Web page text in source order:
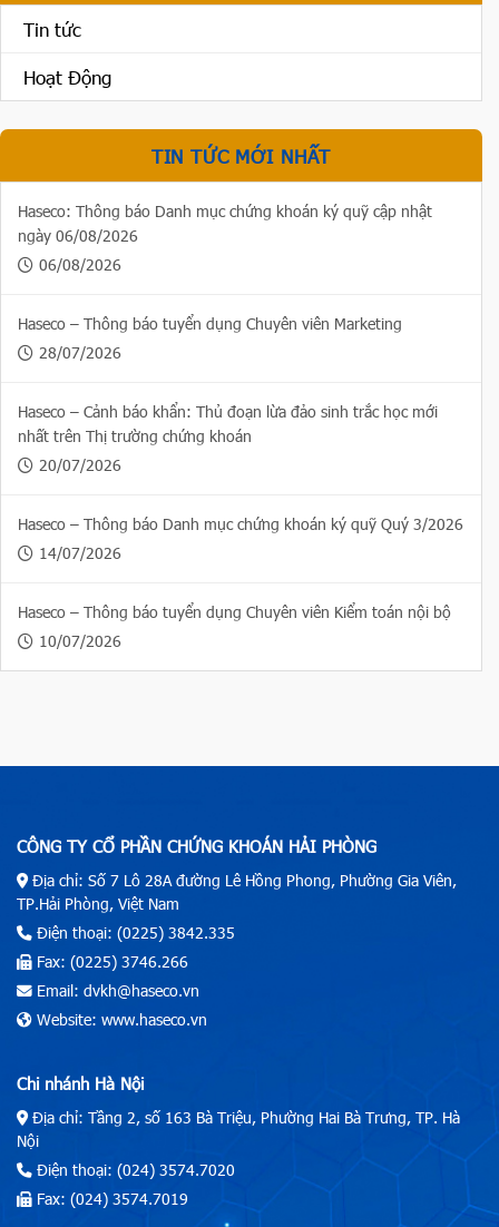
Tin tức
Hoạt Động
TIN TỨC MỚI NHẤT
Haseco: Thông báo Danh mục chứng khoán ký quỹ cập nhật
ngày 06/08/2026
06/08/2026
Haseco – Thông báo tuyển dụng Chuyên viên Marketing
28/07/2026
Haseco – Cảnh báo khẩn: Thủ đoạn lừa đảo sinh trắc học mới
nhất trên Thị trường chứng khoán
20/07/2026
Haseco – Thông báo Danh mục chứng khoán ký quỹ Quý 3/2026
14/07/2026
Haseco – Thông báo tuyển dụng Chuyên viên Kiểm toán nội bộ
10/07/2026
CÔNG TY CỔ PHẦN CHỨNG KHOÁN HẢI PHÒNG
Địa chỉ: Số 7 Lô 28A đường Lê Hồng Phong, Phường Gia Viên,
TP.Hải Phòng, Việt Nam
Điện thoại: (0225) 3842.335
Fax: (0225) 3746.266
Email: dvkh@haseco.vn
Website: www.haseco.vn
Chi nhánh Hà Nội
Địa chỉ: Tầng 2, số 163 Bà Triệu, Phường Hai Bà Trưng, TP. Hà
Nội
Điện thoại: (024) 3574.7020
Fax: (024) 3574.7019